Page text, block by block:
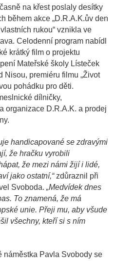
na křest poslaly desítky
během akce „D.R.A.K.ův den
rukou“ vznikla ve
Celodenní program nabídl
krátký film o projektu
Mateřské školy Lísteček
Nisou, premiéru filmu „Život
pohádku pro děti.
dílničky,
organizace D.R.A.K. a prodej
handicapované se zdravými
že hračku vyrobili
že mezi námi žijí i lidé,
jako ostatní,“zdůraznil při
Svoboda. „Medvídek dnes
To znamená, že má
unie. Přeji mu, aby všude
všechny, kteří si s ním
náměstka Pavla Svobody se